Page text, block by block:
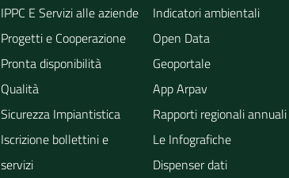
IPPC E Servizi alle aziende
Progetti e Cooperazione
Pronta disponibilità
Qualità
Sicurezza Impiantistica
Iscrizione bollettini e
servizi
Indicatori ambientali
Open Data
Geoportale
App Arpav
Rapporti regionali annuali
Le Infografiche
Dispenser dati